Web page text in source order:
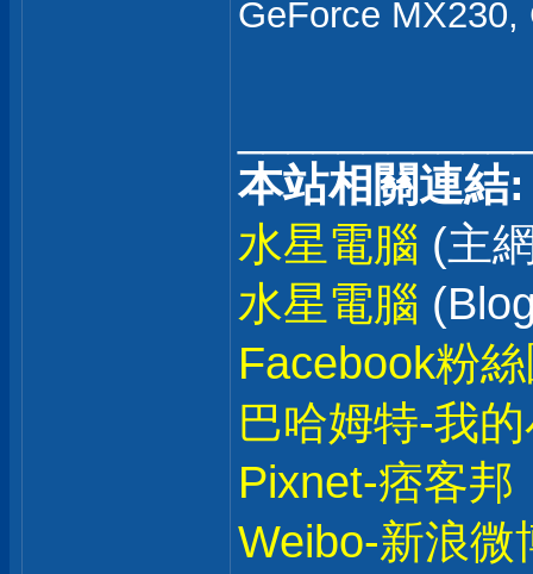
GeForce
本站相關連結:
水星電腦 (主
水星電腦
Facebook粉
巴哈姆特-我
Pixnet-痞客邦
Weibo-新浪微